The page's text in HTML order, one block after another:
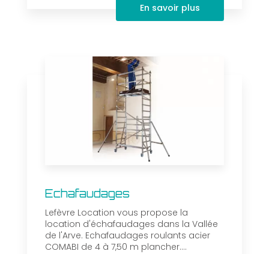
En savoir plus
Echafaudages
Lefèvre Location vous propose la
location d'échafaudages dans la Vallée
de l'Arve. Echafaudages roulants acier
COMABI de 4 à 7,50 m plancher....